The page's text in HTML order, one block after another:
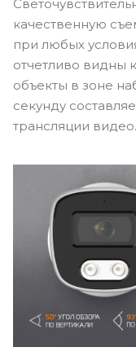
качественную
при любых
отчетливо видны
объекты в зоне
секунду
трансляции